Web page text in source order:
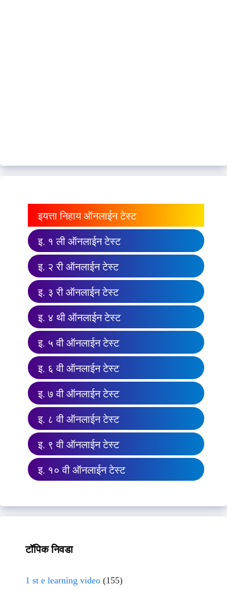
इयत्ता निहाय ऑनलाईन टेस्ट
इ. १ ली ऑनलाईन टेस्ट
इ. २ री ऑनलाईन टेस्ट
इ. ३ री ऑनलाईन टेस्ट
इ. ४ थी ऑनलाईन टेस्ट
इ. ५ वी ऑनलाईन टेस्ट
इ. ६ वी ऑनलाईन टेस्ट
इ. ७ वी ऑनलाईन टेस्ट
इ. ८ वी ऑनलाईन टेस्ट
इ. ९ वी ऑनलाईन टेस्ट
इ. १० वी ऑनलाईन टेस्ट
टॉपिक निवडा
1 st e learning video (155)